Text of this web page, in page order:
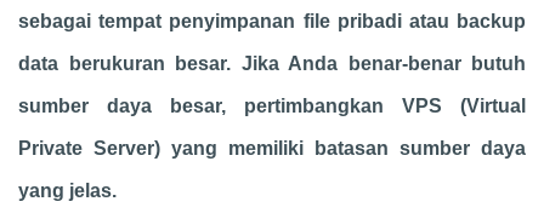
sebagai tempat penyimpanan file pribadi atau backup
data berukuran besar. Jika Anda benar-benar butuh
sumber daya besar, pertimbangkan VPS (Virtual
Private Server) yang memiliki batasan sumber daya
yang jelas.